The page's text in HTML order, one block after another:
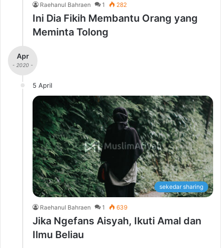
Raehanul Bahraen 1 282
Ini Dia Fikih Membantu Orang yang
Meminta Tolong
Apr
- 2020 -
5 April
sekedar sharing
Raehanul Bahraen 1 639
Jika Ngefans Aisyah, Ikuti Amal dan
Ilmu Beliau